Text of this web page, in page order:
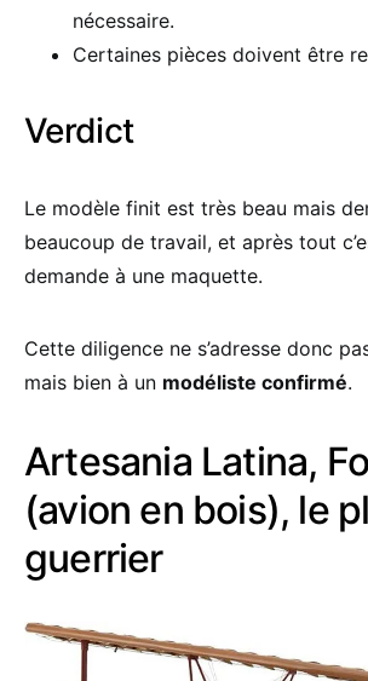
nécessaire.
Certaines pièces doivent être
Verdict
Le modèle finit est très beau mais
beaucoup de travail, et après tout
demande à une maquette.
Cette diligence ne s’adresse donc
mais bien à un modéliste confirmé.
Artesania Latina,
(avion en bois), le
guerrier